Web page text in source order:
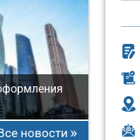
новости